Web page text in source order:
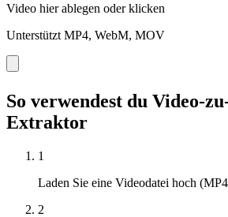
Video hier ablegen oder klicken
Unterstützt MP4, WebM, MOV
So verwendest du Video-
Extraktor
1
Laden Sie eine Videodatei hoch
2